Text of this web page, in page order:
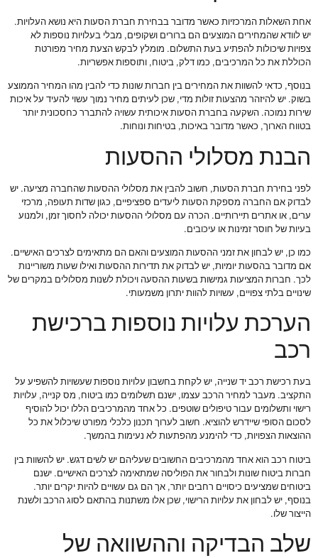
אחת השאלות המרכזיות כאשר מדובר בבחירת חברת הסעות היא נושא העלויות.
יש לוודא שהמחירים המוצעים הם ברורים ושקופים, מבלי בעלויות נוספות לא
צפויות שיכולות להפתיע בעת התשלום. מומלץ לבקש הצעת מחיר מפורטת
הכוללת את כל המרכיבים, כמו דלק, ביטוח, ותוספות אפשריות.
בנוסף, כדאי להשוות את המחירים בין חברות שונות כדי להבין מהו המחיר הממוצע
בשוק. יש להיזהר מהצעות זולות מדי, שכן לעיתים מחיר נמוך עשוי להעיד על איכות
שירות נמוכה. השקעה בחברת הסעות איכותית עשויה להתברר כחסכונית יותר
בטווח הארוך, כאשר מדובר באיכות, בטיחות ונוחות.
הבנת מסלולי ההסעות
לפני בחירת חברת הסעות, חשוב להבין את מסלולי ההסעות שהחברה מציעה. יש
לבדוק אם החברה מספקת הסעות ליעדים ספציפיים, כגון שדות תעופה, מרכזי
ערים, או אתרים תיירותיים. הכרה עם מסלולי ההסעות יכולה לחסוך זמן, ולמנוע
בעיות של חוסר זמינות או עיכובים.
כמו כן, יש לבחון את זמני ההסעות המוצעים והאם הם מתאימים לצרכים האישיים.
אם מדובר בהסעות יומיות, יש לבדוק את תדירות ההסעות ואילו שעות משוריינות
לכך. חברות המציעות גמישות בשעות ההסעה ויכולת לשנות מסלולים במקרים של
שינויים בלתי צפויים, עשויות להוות יתרון משמעותי.
הערכת עלויות נוספות ברכישת
רכב
בעת רכישת רכב יד שנייה, יש לקחת בחשבון עלויות נוספות שעשויות להשפיע על
התקציב. מעבר למחיר הרכב עצמו, ישנם תשלומים כמו ביטוח, מס קנייה, עלויות
רישוי ותשלומים עבור טיפולים שוטפים. כל אחד מהמרכיבים הללו יכול להוסיף
לסכום הסופי שיידרש להוציא. חשוב לערוך תכנון כלכלי מפורט שיכלול את כל
ההוצאות הצפויות, כדי להימנע מהפתעות לא נעימות בהמשך.
ביטוח רכב הוא אחד מהמרכיבים החשובים שעליהם יש לשים דגש. יש להשוות בין
חברות ביטוח שונות ולבחור את הפוליסה שמתאימה לצרכים האישיים. ישנם
ביטוחים שמציעים כיסויים רחבים יותר, אך הם גם עשויים להיות יקרים יותר.
בנוסף, יש לבחון את עלויות הרישוי, שכן אלו משתנות בהתאם לסוג הרכב ולשנת
הייצור שלו.
שלב הבדיקה וההשוואה של